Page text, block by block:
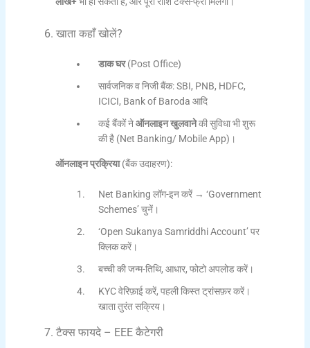
6. खाता कहाँ खोलें?
डाक घर(Post Office)
सार्वजनिक व निजी बैंक: SBI, PNB, HDFC,
ICICI, Bank of Baroda आदि
कई बैंकों नेऑनलाइन खुलवानेकी सुविधा भी शुरू
की है (Net Banking/ Mobile App)।
ऑनलाइन प्रक्रिया(बैंक उदाहरण):
Net Banking लॉग-इन करें → ‘Government
Schemes’ चुनें।
‘Open Sukanya Samriddhi Account’ पर
क्लिक करें।
बच्ची की जन्म-तिथि, आधार, फोटो अपलोड करें।
KYC वेरिफ़ाई करें, पहली किस्त ट्रांसफ़र करें।
खाता तुरंत सक्रिय।
7. टैक्स फायदे – EEE कैटेगरी